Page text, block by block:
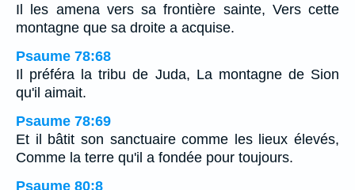
Il les amena vers sa frontière sainte, Vers cette
montagne que sa droite a acquise.
Psaume 78:68
Il préféra la tribu de Juda, La montagne de Sion
qu'il aimait.
Psaume 78:69
Et il bâtit son sanctuaire comme les lieux élevés,
Comme la terre qu'il a fondée pour toujours.
Psaume 80:8